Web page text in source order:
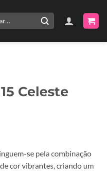
Celeste
se pela combinação
cor vibrantes, criando um